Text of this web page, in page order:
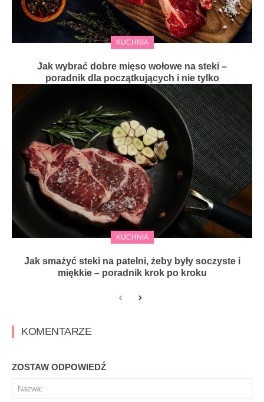
KUCHNIA
Jak wybrać dobre mięso wołowe na steki –
poradnik dla początkujących i nie tylko
KUCHNIA
Jak smażyć steki na patelni, żeby były soczyste i
miękkie – poradnik krok po kroku
KOMENTARZE
ZOSTAW ODPOWIEDŹ